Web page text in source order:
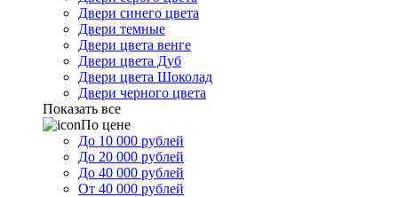
Двери синего цвета
Двери темные
Двери цвета венге
Двери цвета Дуб
Двери цвета Шоколад
Двери черного цвета
Показать все
По цене
До 10 000 рублей
До 20 000 рублей
До 40 000 рублей
От 40 000 рублей